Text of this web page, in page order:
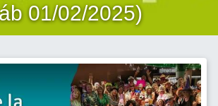
01/02/2025)